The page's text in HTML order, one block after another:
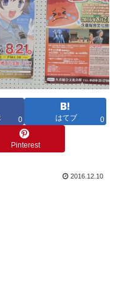
0 はてブ 0
Pinterest
2016.12.10